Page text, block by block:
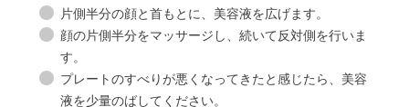
片側半分の顔と首もとに、美容液を広げます。
顔の片側半分をマッサージし、続いて反対側を行いま
す。
プレートのすべりが悪くなってきたと感じたら、美容
液を少量のばしてください。